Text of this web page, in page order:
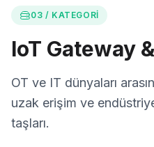
03 / KATEGORI
IoT Gateway
OT ve IT dünyaları
uzak erişim ve
taşları.